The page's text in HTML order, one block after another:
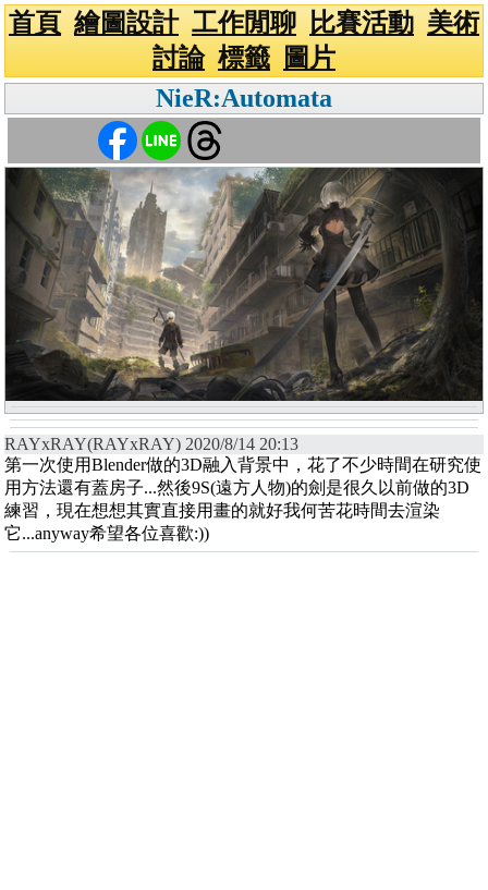
首頁 繪圖設計 工作閒聊 比賽活動 美術
討論 標籤
圖片
NieR:Automata
RAYxRAY(RAYxRAY) 2020/8/14 20:13
第一次使用Blender做的3D融入背景中，花了不少時間在研究使
用方法還有蓋房子...然後9S(遠方人物)的劍是很久以前做的3D
練習，現在想想其實直接用畫的就好我何苦花時間去渲染
它...anyway希望各位喜歡:))